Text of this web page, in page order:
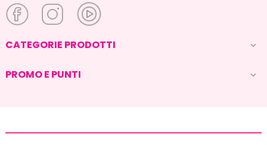
CATEGORIE PRODOTTI 
PROMO E PUNTI 